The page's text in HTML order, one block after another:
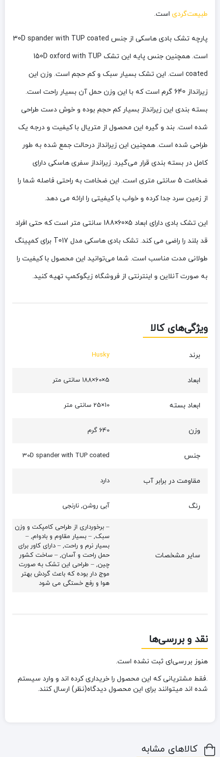
طبیعت‌گردی است.
پارچه تشک بادی هاسکی از جنس 30D spander with TUP coated
است. همچنین جنس پایه این تشک 150D oxford with TUP
coated است. این تشک بسیار سبک و کم حجم است. وزن این
زیرانداز 640 گرم است که با این وزن حمل آن بسیار راحت است.
بسته بندی این زیرانداز بسیار کم حجم بوده و خوش دست طراحی
شده است. بند و گیره این محصول از متریال با کیفیت و درجه یک
طراحی شده است. همچنین این زیرانداز درحالت جمع شده به طور
کامل در بسته بندی قرار می‌گیرد. زیرانداز سفری هاسکی دارای
ضخامت 5 سانتی متری است. این ضخامت به راحتی فاصله شما را
از زمین سرد جدا کرده و خواب با کیفیتی را ارائه می دهد.
این تشک بادی دارای ابعاد 5×60×188 سانتی متر است که حتی افراد
قد بلند را راضی می کند. تشک بادی هاسکی مدل T017 برای کمپینگ
طولانی مدت مناسب است. شما می‌توانید این محصول با کیفیت را
به صورت آنلاین و اینترنتی از فروشگاه زیگوکمپ تهیه کنید.
ویژگی‌های کالا
برند Husky
ابعاد 5×60×188 سانتی متر
ابعاد بسته 10×25 سانتی متر
وزن 640 گرم
جنس 30D spander with TUP coated
مقاومت در برابر آب دارد
رنگ آبی روشن, نارنجی
سایر مشخصات
– برخورداری از طراحی کامپکت و وزن
سبک, – بسیار مقاوم و بادوام, –
بسیار نرم و راحت, – دارای کاور برای
حمل راحت و آسان, – ساخت کشور
چین, – طراحی این تشک به صورت
موج دار بوده که باعث گردش بهتر
هوا و رفع خستگی می شود
نقد و بررسی‌ها
هنوز بررسی‌ای ثبت نشده است.
.فقط مشتریانی که این محصول را خریداری کرده اند و وارد سیستم
شده اند میتوانند برای این محصول دیدگاه(نظر) ارسال کنند.
کالاهای مشابه